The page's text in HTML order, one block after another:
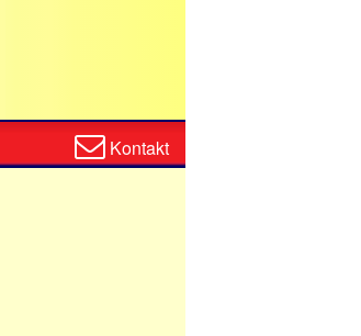
Kontaktformular
Kontakt